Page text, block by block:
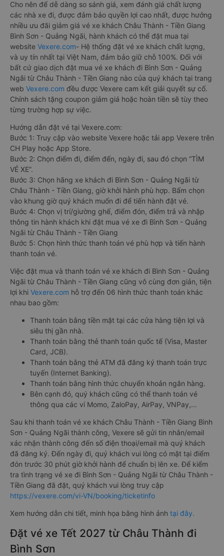
Cho nên để dễ dàng so sánh giá, xem đánh giá chất lượng
các nhà xe đi, được đảm bảo quyền lợi cao nhất, được hưởng
nhiều ưu đãi giảm giá vé xe khách Châu Thành - Tiền Giang
Bình Sơn - Quảng Ngãi, hành khách có thể đặt mua tại
website Vexere.com- Hệ thống đặt vé xe khách chất lượng,
và uy tín nhất tại Việt Nam, đảm bảo giữ chỗ 100%. Đối với
bất cứ giao dịch đặt mua vé xe khách đi Bình Sơn - Quảng
Ngãi từ Châu Thành - Tiền Giang nào của quý khách tại trang
web Vexere.com đều được Vexere cam kết giải quyết sự cố.
Chính sách tặng coupon giảm giá hoặc hoàn tiền sẽ tùy theo
từng trường hợp sự việc.
Hướng dẫn đặt vé tại Vexere.com:
Bước 1: Truy cập vào website Vexere hoặc tải app Vexere trên
CH Play hoặc App Store.
Bước 2: Chọn điểm đi, điểm đến, ngày đi, sau đó chọn “TÌM
VÉ XE”.
Bước 3: Chọn hãng xe khách đi Bình Sơn - Quảng Ngãi từ
Châu Thành - Tiền Giang, giờ khởi hành phù hợp. Bấm chọn
vào khung giờ quý khách muốn đi để tiến hành đặt vé.
Bước 4: Chọn vị trí/giường ghế, điểm đón, điểm trả và nhập
thông tin hành khách khi đặt mua vé xe đi Bình Sơn - Quảng
Ngãi từ Châu Thành - Tiền Giang
Bước 5: Chọn hình thức thanh toán vé phù hợp và tiến hành
thanh toán vé.
Việc đặt mua và thanh toán vé xe khách đi Bình Sơn - Quảng
Ngãi từ Châu Thành - Tiền Giang cũng vô cùng đơn giản, tiện
lợi khi Vexere.com hỗ trợ đến 06 hình thức thanh toán khác
nhau bao gồm:
Thanh toán bằng tiền mặt tại các cửa hàng tiện lợi và
siêu thị gần nhà.
Thanh toán bằng thẻ thanh toán quốc tế (Visa, Master
Card, JCB).
Thanh toán bằng thẻ ATM đã đăng ký thanh toán trực
tuyến (Internet Banking).
Thanh toán bằng hình thức chuyển khoản ngân hàng.
Bên cạnh đó, quý khách cũng có thể thanh toán vé
thông qua các ví Momo, ZaloPay, AirPay, VNPay,…
Sau khi thanh toán vé xe khách Châu Thành - Tiền Giang Bình
Sơn - Quảng Ngãi thành công, Vexere sẽ gửi tin nhắn/email
xác nhận thành công đến số điện thoại/email mà quý khách
đã đăng ký. Đến ngày đi, quý khách vui lòng có mặt tại điểm
đón trước 30 phút giờ khởi hành để chuẩn bị lên xe. Để kiểm
tra tình trạng vé xe đi Bình Sơn - Quảng Ngãi từ Châu Thành -
Tiền Giang đã đặt, quý khách vui lòng truy cập
https://vexere.com/vi-VN/booking/ticketinfo
Xem hướng dẫn chi tiết, minh họa bằng hình ảnh tại đây.
Đặt vé xe Tết 2027 từ Châu Thành đi
Bình Sơn